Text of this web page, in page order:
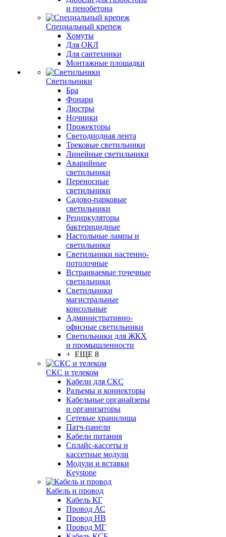
и пенобетона
Специальный крепеж
Хомуты
Для ОКЛ
Для сантехники
Монтажные площадки
Светильники
Бра
Фонари
Люстры
Ночники
Прожекторы
Светодиодная лента
Трековые светильники
Линейные светильники
Аварийные
светильники
Переносные
светильники
Садово-парковые
светильники
Рециркуляторы
бактерицидные
Настольные лампы и
светильники
Светильники настенно-
потолочные
Встраиваемые точечные
светильники
Светильники
магистральные
консольные
Административно-
офисные светильники
Светильники для ЖКХ
и промышленности
+ ЕЩЕ 8
СКС и телеком
Кабели для СКС
Разъемы и коннекторы
Кабельные органайзеры
и организаторы
Сетевые хранилища
Патч-панели
Кабели питания
Сплайс-кассеты и
кассетные модули
Модули и вставки
Keystone
Кабель и провод
Кабель КГ
Провод АС
Провод НВ
Провод МГ